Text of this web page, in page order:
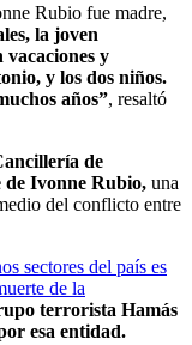
Rubio fue madre,
la joven
y
y los dos niños.
años”, resaltó
de
de Ivonne Rubio, una
del conflicto entre
sectores del país es
de la
terrorista Hamás
esa entidad.